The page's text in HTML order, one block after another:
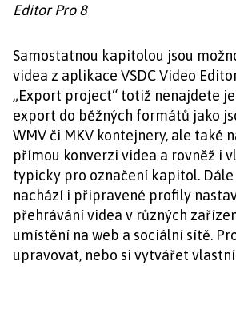
Editor Pro 8
Samostatnou kapitolou jsou
videa z aplikace VSDC Video
„Export project“ totiž nenajdete
export do běžných formátů jako
WMV či MKV kontejnery, ale také
přímou konverzi videa a rovněž i
typicky pro označení kapitol. Dále
nachází i připravené profily
přehrávání videa v různých
umístění na web a sociální sítě.
upravovat, nebo si vytvářet